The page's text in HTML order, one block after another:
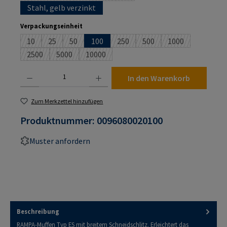
Stahl, gelb verzinkt
Verpackungseinheit
10(Diese Option ist zurzeit nicht verfügbar.)
25(Diese Option ist zurzeit nicht verfügbar.)
50(Diese Option ist zurzeit nicht verfügbar.)
100 250(Diese Option ist zurzeit nicht
500(Diese Option ist zurzeit
1000(Diese Option
2500(Diese Option ist zurzeit nicht verfügbar.)
5000(Diese Option ist zurzeit nicht verfügbar.)
10000(Diese Option ist zurzeit nicht verfügbar.)
In den Warenkorb
Zum Merkzettel hinzufügen
Produktnummer: 0096080020100
Muster anfordern
Beschreibung
RAMPA-Muffen Typ ES mit breitem Schneidschlitz. Erleichtert das